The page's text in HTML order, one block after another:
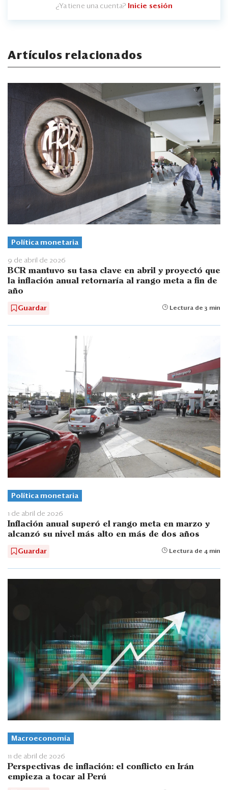
¿Ya tiene una cuenta? Inicie sesión
Artículos relacionados
Política monetaria
9 de abril de 2026
BCR mantuvo su tasa clave en abril y proyectó que
la inflación anual retornaría al rango meta a fin de
año
Guardar Lectura de 3 min
Política monetaria
1 de abril de 2026
Inflación anual superó el rango meta en marzo y
alcanzó su nivel más alto en más de dos años
Guardar Lectura de 4 min
Macroeconomía
11 de abril de 2026
Perspectivas de inflación: el conflicto en Irán
empieza a tocar al Perú